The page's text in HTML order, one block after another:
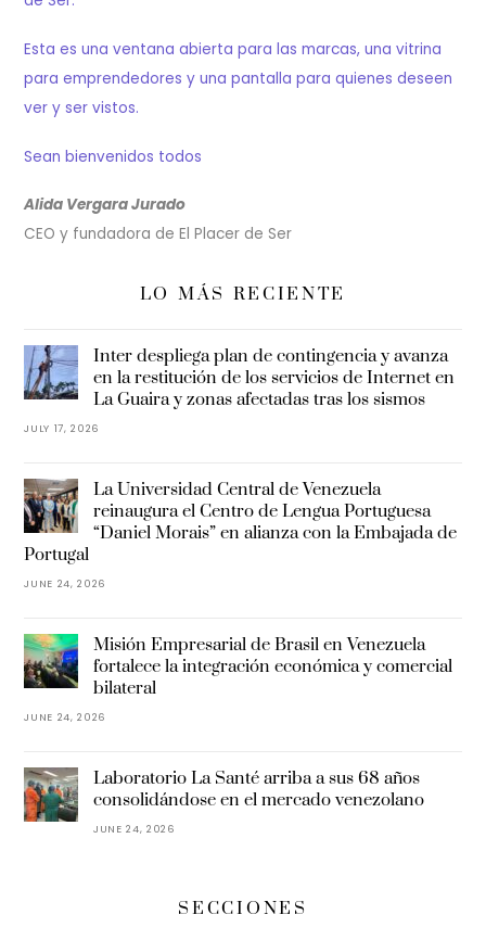
Esta es una ventana abierta para las marcas, una vitrina
para emprendedores y una pantalla para quienes deseen
ver y ser vistos.
Sean bienvenidos todos
Alida Vergara Jurado
CEO y fundadora de El Placer de Ser
LO MÁS RECIENTE
Inter despliega plan de contingencia y avanza
en la restitución de los servicios de Internet en
La Guaira y zonas afectadas tras los sismos
JULY 17, 2026
La Universidad Central de Venezuela
reinaugura el Centro de Lengua Portuguesa
“Daniel Morais” en alianza con la Embajada de
Portugal
JUNE 24, 2026
Misión Empresarial de Brasil en Venezuela
fortalece la integración económica y comercial
bilateral
JUNE 24, 2026
Laboratorio La Santé arriba a sus 68 años
consolidándose en el mercado venezolano
JUNE 24, 2026
SECCIONES